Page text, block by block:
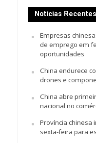
Notícias Recentes
Empresas
de emprego em
oportunidades
China endurece
drones e
China abre
nacional no
Província chinesa
sexta-feira para